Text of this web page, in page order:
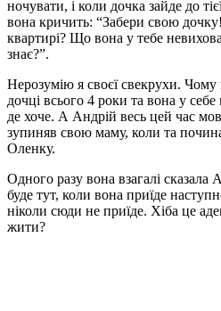
ночувати, і коли дочка зайде до
вона кричить: “Забери свою
квартирі? Що вона у тебе
знає?”.
Нерозумію я своєї свекрухи.
дочці всього 4 роки та вона у
де хоче. А Андрій весь цей час
зупиняв свою маму, коли та
Оленку.
Одного разу вона взагалі
буде тут, коли вона приїде
ніколи сюди не приїде. Хіба це
жити?